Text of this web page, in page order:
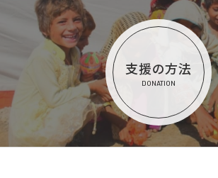
支援の方法
DONATION